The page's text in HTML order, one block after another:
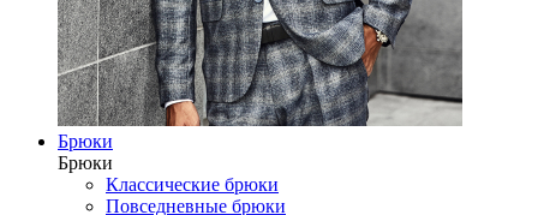
Брюки
Брюки
Классические брюки
Повседневные брюки